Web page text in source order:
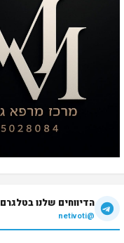
הדיווחים שלנו בטלגרם
@netivoti